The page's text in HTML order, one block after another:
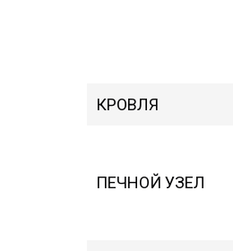
КРОВЛЯ
ПЕЧНОЙ УЗЕЛ